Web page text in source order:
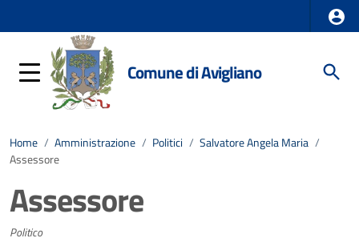
Comune di Avigliano
Home / Amministrazione / Politici / Salvatore Angela Maria /
Assessore
Assessore
Politico